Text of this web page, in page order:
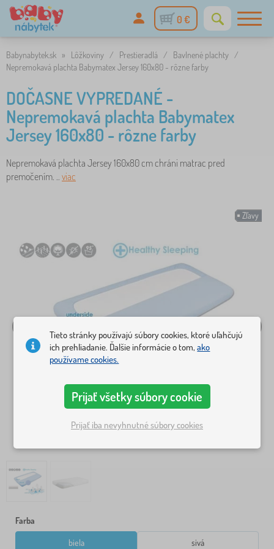
0 €
Babynabytek.sk » Lôžkoviny / Prestieradlá / Bavlnené plachty /
Nepremokavá plachta Babymatex Jersey 160x80 - rôzne farby
DOČASNE VYPREDANÉ -
Nepremokavá plachta Babymatex
Jersey 160x80 - rôzne farby
Nepremokavá plachta Jersey 160x80 cm chráni matrac pred
premočením. .. viac
Zľavy
Farba
biela sivá
Tieto stránky používajú súbory cookies, ktoré uľahčujú
ich prehliadanie. Ďalšie informácie o tom,ako
používame cookies.
Prijať všetky súbory cookie
Prijať iba nevyhnutné súbory cookies